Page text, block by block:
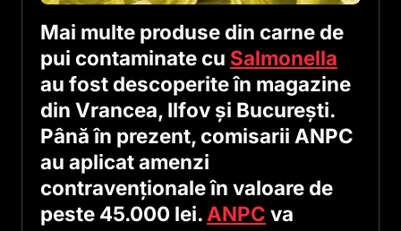
Mai multe produse din carne de
pui contaminate cu Salmonella
au fost descoperite în magazine
din Vrancea, Ilfov și București.
Până în prezent, comisarii ANPC
au aplicat amenzi
contravenționale în valoare de
peste 45.000 lei. ANPC va